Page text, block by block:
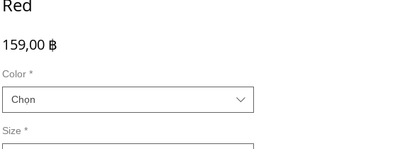
Red
159,00 ฿
Color *
Chọn
Size *